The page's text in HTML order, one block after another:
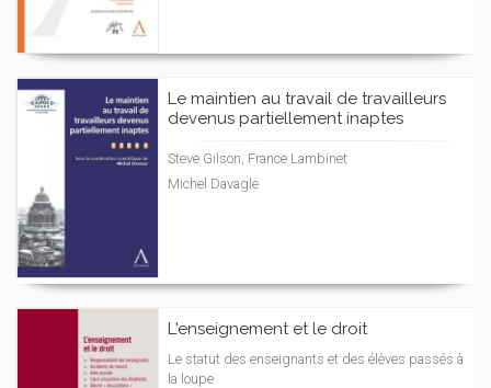
Le maintien au travail de travailleurs
devenus partiellement inaptes
Steve Gilson, France Lambinet
Michel Davagle
L'enseignement et le droit
Le statut des enseignants et des élèves passés à
la loupe